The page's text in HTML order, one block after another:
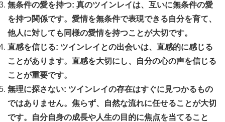
無条件の愛を持つ: 真のツインレイは、互いに無条件の愛
を持つ関係です。愛情を無条件で表現できる自分を育て、
他人に対しても同様の愛情を持つことが大切です。
直感を信じる: ツインレイとの出会いは、直感的に感じる
ことがあります。直感を大切にし、自分の心の声を信じる
ことが重要です。
無理に探さない: ツインレイの存在はすぐに見つかるもの
ではありません。焦らず、自然な流れに任せることが大切
です。自分自身の成長や人生の目的に焦点を当てること